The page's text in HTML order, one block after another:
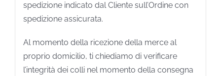
spedizione indicato dal Cliente sull’Ordine con
spedizione assicurata.
Al momento della ricezione della merce al
proprio domicilio, ti chiediamo di verificare
l’integrità dei colli nel momento della consegna